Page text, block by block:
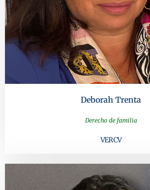
Deborah Trenta
Derecho de familia
VER CV